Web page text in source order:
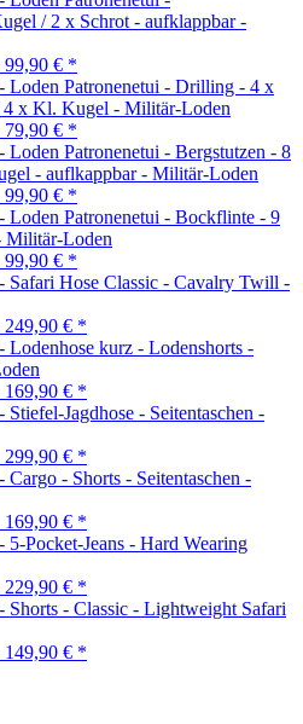
99,90 € *
79,90 € *
99,90 € *
99,90 € *
249,90 € *
169,90 € *
299,90 € *
169,90 € *
229,90 € *
149,90 € *